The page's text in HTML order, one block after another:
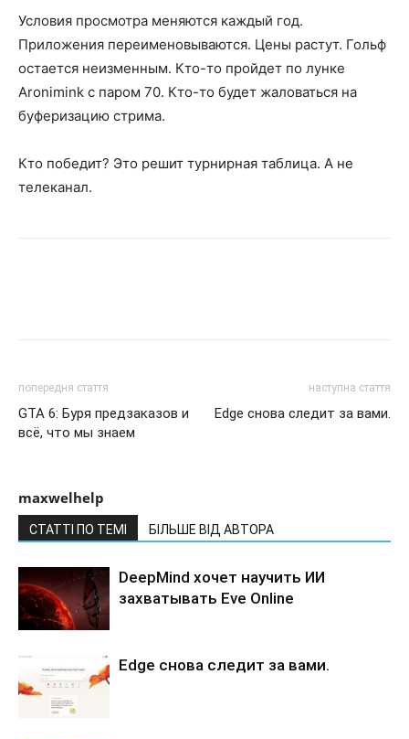
Условия просмотра меняются каждый год.
Приложения переименовываются. Цены растут. Гольф
остается неизменным. Кто-то пройдет по лунке
Aronimink с паром 70. Кто-то будет жаловаться на
буферизацию стрима.
Кто победит? Это решит турнирная таблица. А не
телеканал.
попередня стаття
GTA 6: Буря предзаказов и
всё, что мы знаем
наступна стаття
Edge снова следит за вами.
maxwelhelp
СТАТТІ ПО ТЕМІ БІЛЬШЕ ВІД АВТОРА
DeepMind хочет научить ИИ
захватывать Eve Online
Edge снова следит за вами.